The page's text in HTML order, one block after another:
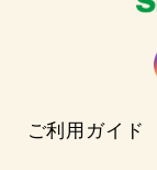
ご利用ガイド